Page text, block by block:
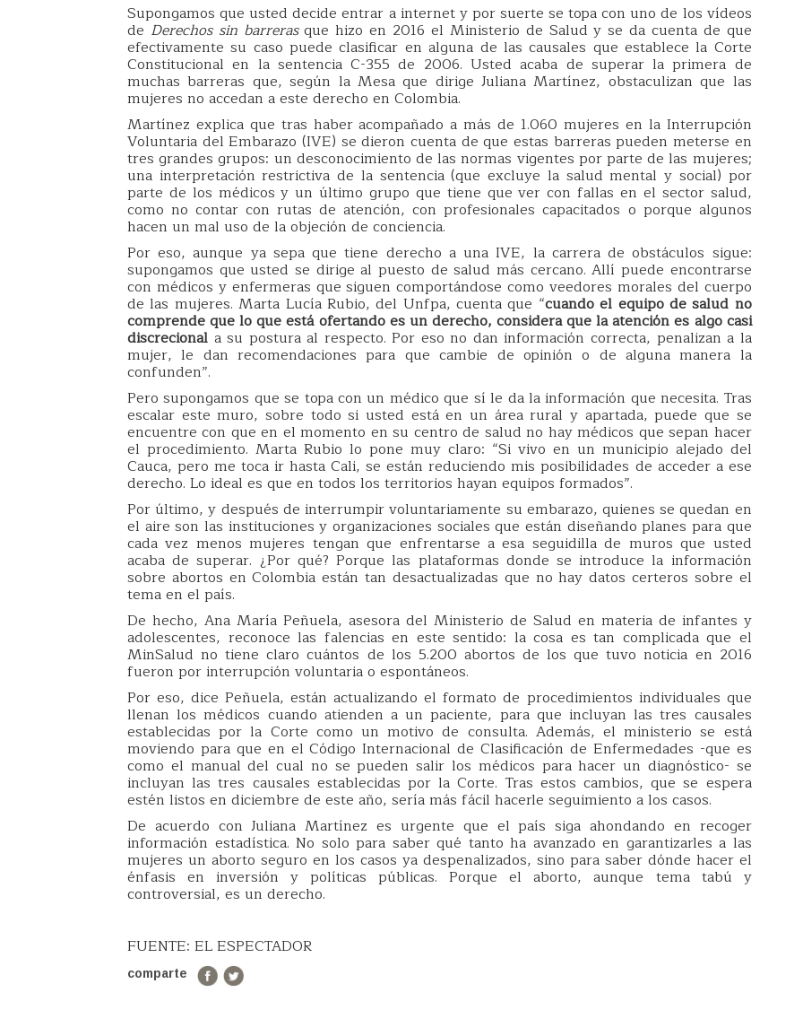
Supongamos que usted decide entrar a internet y por suerte se topa con uno de los vídeos
de Derechos sin barrerasque hizo en 2016 el Ministerio de Salud y se da cuenta de que
efectivamente su caso puede clasificar en alguna de las causales que establece la Corte
Constitucional en la sentencia C-355 de 2006. Usted acaba de superar la primera de
muchas barreras que, según la Mesa que dirige Juliana Martínez, obstaculizan que las
mujeres no accedan a este derecho en Colombia.
Martínez explica que tras haber acompañado a más de 1.060 mujeres en la Interrupción
Voluntaria del Embarazo (IVE) se dieron cuenta de que estas barreras pueden meterse en
tres grandes grupos: un desconocimiento de las normas vigentes por parte de las mujeres;
una interpretación restrictiva de la sentencia (que excluye la salud mental y social) por
parte de los médicos y un último grupo que tiene que ver con fallas en el sector salud,
como no contar con rutas de atención, con profesionales capacitados o porque algunos
hacen un mal uso de la objeción de conciencia.
Por eso, aunque ya sepa que tiene derecho a una IVE, la carrera de obstáculos sigue:
supongamos que usted se dirige al puesto de salud más cercano. Allí puede encontrarse
con médicos y enfermeras que siguen comportándose como veedores morales del cuerpo
de las mujeres. Marta Lucía Rubio, del Unfpa, cuenta que “cuando el equipo de salud no
comprende que lo que está ofertando es un derecho, considera que la atención es algo casi
discrecional a su postura al respecto. Por eso no dan información correcta, penalizan a la
mujer, le dan recomendaciones para que cambie de opinión o de alguna manera la
confunden”.
Pero supongamos que se topa con un médico que sí le da la información que necesita. Tras
escalar este muro, sobre todo si usted está en un área rural y apartada, puede que se
encuentre con que en el momento en su centro de salud no hay médicos que sepan hacer
el procedimiento. Marta Rubio lo pone muy claro: “Si vivo en un municipio alejado del
Cauca, pero me toca ir hasta Cali, se están reduciendo mis posibilidades de acceder a ese
derecho. Lo ideal es que en todos los territorios hayan equipos formados”.
Por último, y después de interrumpir voluntariamente su embarazo, quienes se quedan en
el aire son las instituciones y organizaciones sociales que están diseñando planes para que
cada vez menos mujeres tengan que enfrentarse a esa seguidilla de muros que usted
acaba de superar. ¿Por qué? Porque las plataformas donde se introduce la información
sobre abortos en Colombia están tan desactualizadas que no hay datos certeros sobre el
tema en el país.
De hecho, Ana María Peñuela, asesora del Ministerio de Salud en materia de infantes y
adolescentes, reconoce las falencias en este sentido: la cosa es tan complicada que el
MinSalud no tiene claro cuántos de los 5.200 abortos de los que tuvo noticia en 2016
fueron por interrupción voluntaria o espontáneos.
Por eso, dice Peñuela, están actualizando el formato de procedimientos individuales que
llenan los médicos cuando atienden a un paciente, para que incluyan las tres causales
establecidas por la Corte como un motivo de consulta. Además, el ministerio se está
moviendo para que en el Código Internacional de Clasificación de Enfermedades -que es
como el manual del cual no se pueden salir los médicos para hacer un diagnóstico- se
incluyan las tres causales establecidas por la Corte. Tras estos cambios, que se espera
estén listos en diciembre de este año, sería más fácil hacerle seguimiento a los casos.
De acuerdo con Juliana Martínez es urgente que el país siga ahondando en recoger
información estadística. No solo para saber qué tanto ha avanzado en garantizarles a las
mujeres un aborto seguro en los casos ya despenalizados, sino para saber dónde hacer el
énfasis en inversión y políticas públicas. Porque el aborto, aunque tema tabú y
controversial, es un derecho.
FUENTE: EL ESPECTADOR
comparte